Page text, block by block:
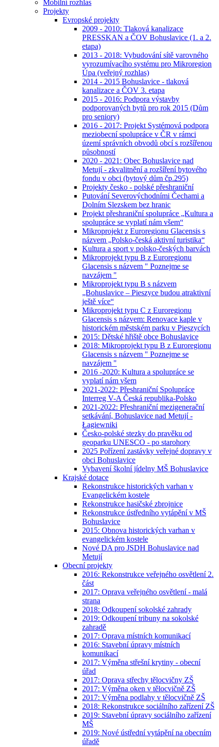
Mobilní rozhlas
Projekty
Evropské projekty
2009 - 2010: Tlaková kanalizace
PRESSKAN a ČOV Bohuslavice (1. a 2.
etapa)
2013 - 2018: Vybudování sítě varovného
vyrozumívacího systému pro Mikroregion
Úpa (veřejný rozhlas)
2014 - 2015 Bohuslavice - tlaková
kanalizace a ČOV 3. etapa
2015 - 2016: Podpora výstavby
podporovaných bytů pro rok 2015 (Dům
pro seniory)
2016 - 2017: Projekt Systémová podpora
meziobecní spolupráce v ČR v rámci
území správních obvodů obcí s rozšířenou
působností
2020 - 2021: Obec Bohuslavice nad
Metují - zkvalitnění a rozšíření bytového
fondu v obci (bytový dům čp.295)
Projekty česko - polské přeshraniční
Putování Severovýchodními Čechami a
Dolním Slezskem bez hranic
Projekt přeshraniční spolupráce „Kultura a
spolupráce se vyplatí nám všem“
Mikroprojekt z Euroregionu Glacensis s
názvem „Polsko-česká aktivní turistika“
Kultura a sport v polsko-českých barvách
Mikroprojekt typu B z Euroregionu
Glacensis s názvem " Poznejme se
navzájem "
Mikroprojekt typu B s názvem
„Bohuslavice – Pieszyce budou atraktivní
ještě více“
Mikroprojekt typu C z Euroregionu
Glacensis s názvem: Renovace kaple v
historickém městském parku v Pieszycích
2015: Dětské hřiště obce Bohuslavice
2018: Mikroprojekt typu B z Euroregionu
Glacensis s názvem " Poznejme se
navzájem "
2016 -2020: Kultura a spolupráce se
vyplatí nám všem
2021-2022: Přeshraniční Spolupráce
Interreg V-A Česká republika-Polsko
2021-2022: Přeshraniční mezigenerační
setkávání, Bohuslavice nad Metují -
Łagiewniki
Česko-polské stezky do pravěku od
geoparku UNESCO - po starohory
2025 Pořízení zastávky veřejné dopravy v
obci Bohuslavice
Vybavení školní jídelny MŠ Bohuslavice
Krajské dotace
Rekonstrukce historických varhan v
Evangelickém kostele
Rekonstrukce hasičské zbrojnice
Rekonstrukce ústředního vytápění v MŠ
Bohuslavice
2015: Obnova historických varhan v
evangelickém kostele
Nové DA pro JSDH Bohuslavice nad
Metují
Obecní projekty
2016: Rekonstrukce veřejného osvětlení 2.
část
2017: Oprava veřejného osvětlení - malá
strana
2018: Odkoupení sokolské zahrady
2019: Odkoupení tribuny na sokolské
zahradě
2017: Oprava místních komunikací
2016: Stavební úpravy místních
komunikací
2017: Výměna střešní krytiny - obecní
úřad
2017: Oprava střechy tělocvičny ZŠ
2017: Výměna oken v tělocvičně ZŠ
2017: Výměna podlahy v tělocvičně ZŠ
2018: Rekonstrukce sociálního zařízení ZŠ
2019: Stavební úpravy sociálního zařízení
MŠ
2019: Nové ústřední vytápění na obecním
úřadě